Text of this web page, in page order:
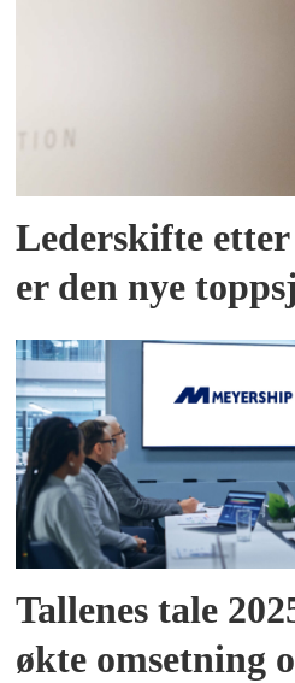
Lederskifte
er den nye
Tallenes tale
økte omsetning